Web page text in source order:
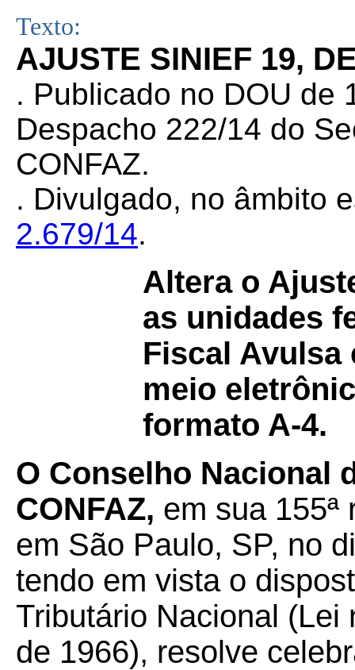
Texto:
AJUSTE SINIEF 19,
. Publicado no DOU de
Despacho 222/14 do
CONFAZ.
. Divulgado, no âmbito
2.679/14.
Altera o
as unidades
Fiscal Avulsa
meio
formato A-4.
O Conselho Nacional
CONFAZ, em sua 155ª
em São Paulo, SP, no
tendo em vista o
Tributário Nacional (Lei
de 1966), resolve